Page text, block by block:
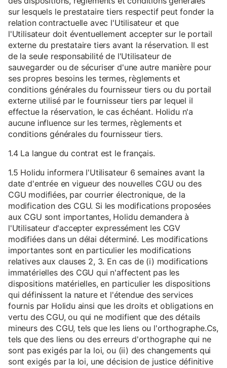
sur lesquels le prestataire tiers respectif peut fonder la
relation contractuelle avec l'Utilisateur et que
l'Utilisateur doit éventuellement accepter sur le portail
externe du prestataire tiers avant la réservation. Il est
de la seule responsabilité de l'Utilisateur de
sauvegarder ou de sécuriser d'une autre manière pour
ses propres besoins les termes, règlements et
conditions générales du fournisseur tiers ou du portail
externe utilisé par le fournisseur tiers par lequel il
effectue la réservation, le cas échéant. Holidu n'a
aucune influence sur les termes, règlements et
conditions générales du fournisseur tiers.
1.4 La langue du contrat est le français.
1.5 Holidu informera l'Utilisateur 6 semaines avant la
date d'entrée en vigueur des nouvelles CGU ou des
CGU modifiées, par courrier électronique, de la
modification des CGU. Si les modifications proposées
aux CGU sont importantes, Holidu demandera à
l'Utilisateur d'accepter expressément les CGV
modifiées dans un délai déterminé. Les modifications
importantes sont en particulier les modifications
relatives aux clauses 2, 3. En cas de (i) modifications
immatérielles des CGU qui n'affectent pas les
dispositions matérielles, en particulier les dispositions
qui définissent la nature et l'étendue des services
fournis par Holidu ainsi que les droits et obligations en
vertu des CGU, ou qui ne modifient que des détails
mineurs des CGU, tels que les liens ou l'orthographe.Cs,
tels que des liens ou des erreurs d'orthographe qui ne
sont pas exigés par la loi, ou (ii) des changements qui
sont exigés par la loi, une décision de justice définitive